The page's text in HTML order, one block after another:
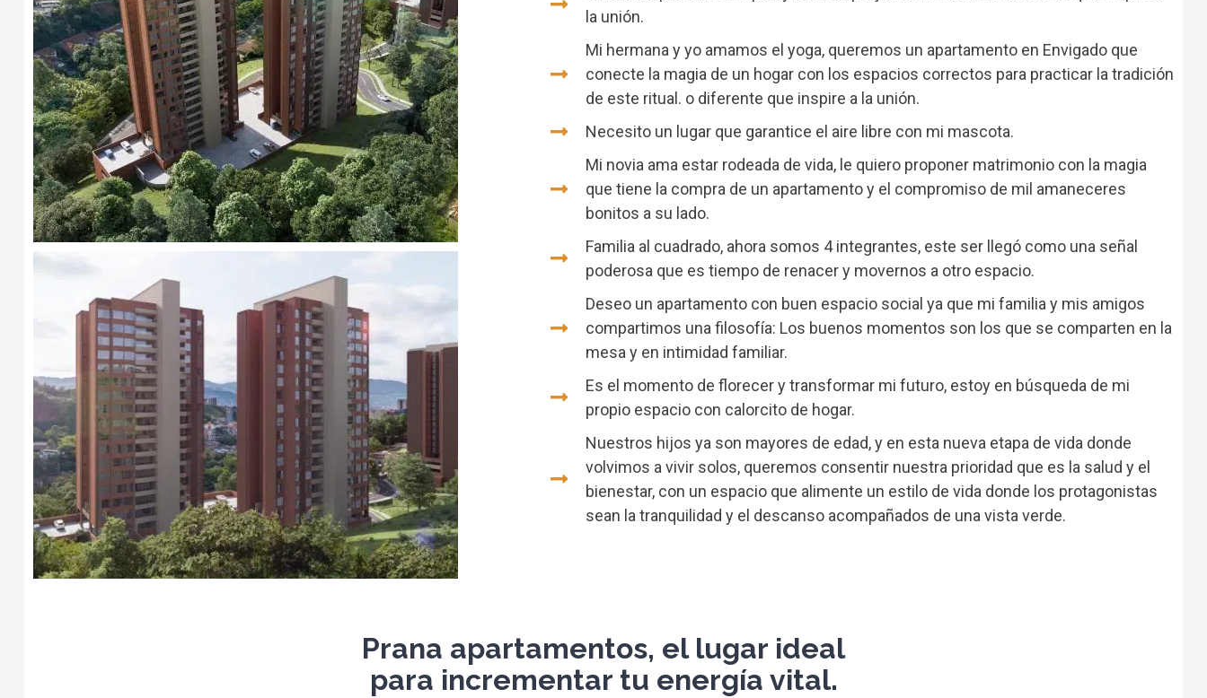
la unión.
Mi hermana y yo amamos el yoga, queremos un apartamento en Envigado que
conecte la magia de un hogar con los espacios correctos para practicar la tradición
de este ritual. o diferente que inspire a la unión.
Necesito un lugar que garantice el aire libre con mi mascota.
Mi novia ama estar rodeada de vida, le quiero proponer matrimonio con la magia
que tiene la compra de un apartamento y el compromiso de mil amaneceres
bonitos a su lado.
Familia al cuadrado, ahora somos 4 integrantes, este ser llegó como una señal
poderosa que es tiempo de renacer y movernos a otro espacio.
Deseo un apartamento con buen espacio social ya que mi familia y mis amigos
compartimos una filosofía: Los buenos momentos son los que se comparten en la
mesa y en intimidad familiar.
Es el momento de florecer y transformar mi futuro, estoy en búsqueda de mi
propio espacio con calorcito de hogar.
Nuestros hijos ya son mayores de edad, y en esta nueva etapa de vida donde
volvimos a vivir solos, queremos consentir nuestra prioridad que es la salud y el
bienestar, con un espacio que alimente un estilo de vida donde los protagonistas
sean la tranquilidad y el descanso acompañados de una vista verde.
Prana apartamentos, el lugar ideal
para incrementar tu energía vital.